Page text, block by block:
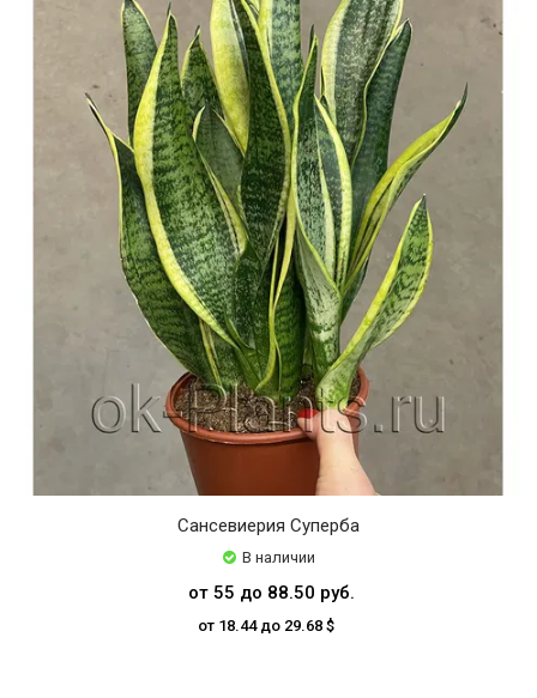
Сансевиерия Суперба
В наличии
от 55 до 88.50 руб.
от 18.44 до 29.68 $